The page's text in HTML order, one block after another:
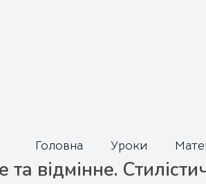
Головна Уроки
відмінне.